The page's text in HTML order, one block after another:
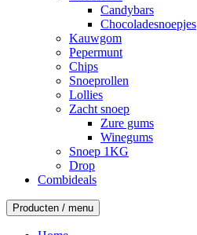
Candybars
Chocoladesnoepjes
Kauwgom
Pepermunt
Chips
Snoeprollen
Lollies
Zacht snoep
Zure gums
Winegums
Snoep 1KG
Drop
Combideals
Producten / menu